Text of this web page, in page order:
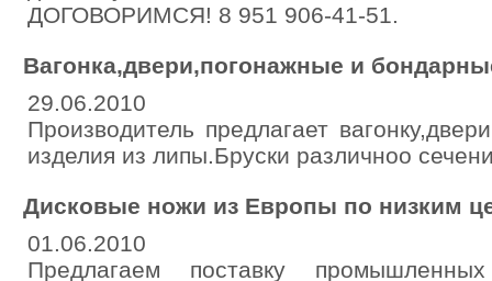
ДОГОВОРИМСЯ! 8 951 906-41-51.
Вагонка,двери,погонажные и
29.06.2010
Производитель предлагает
изделия из липы.Бруски различноо
Дисковые ножи из Европы по низким
01.06.2010
Предлагаем поставку